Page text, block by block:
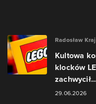
Radosław
Kultowa
klocków
29.06.2026